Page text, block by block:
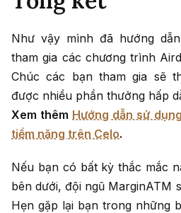
Như vậy mình đã hướng
tham gia các chương trình
Chúc các bạn tham gia sẽ
được nhiều phần thưởng hấp
Xem thêm Hướng dẫn sử
tiềm năng trên Celo.
Nếu bạn có bất kỳ thắc mắc
bên dưới, đội ngũ MarginATM
Hẹn gặp lại bạn trong những